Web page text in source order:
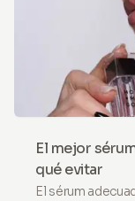
El mejor
qué evitar
El sérum